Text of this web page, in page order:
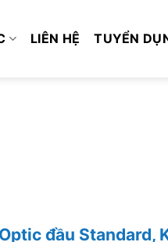
LIÊN HỆ TUYỂN
đầu Standard,